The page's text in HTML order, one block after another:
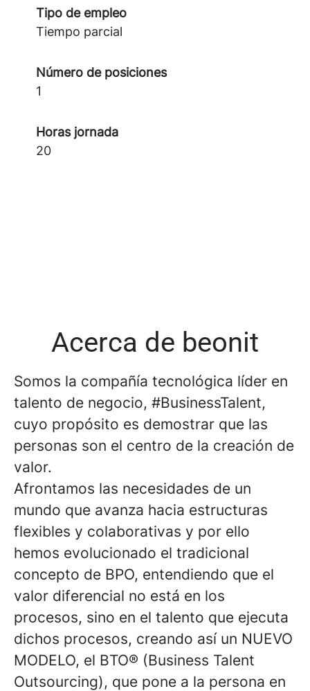
Tipo de empleo
Tiempo parcial
Número de posiciones
1
Horas jornada
20
Acerca de beonit
Somos la compañía tecnológica líder en
talento de negocio, #BusinessTalent,
cuyo propósito es demostrar que las
personas son el centro de la creación de
valor.
Afrontamos las necesidades de un
mundo que avanza hacia estructuras
flexibles y colaborativas y por ello
hemos evolucionado el tradicional
concepto de BPO, entendiendo que el
valor diferencial no está en los
procesos, sino en el talento que ejecuta
dichos procesos, creando así un NUEVO
MODELO, el BTO® (Business Talent
Outsourcing), que pone a la persona en